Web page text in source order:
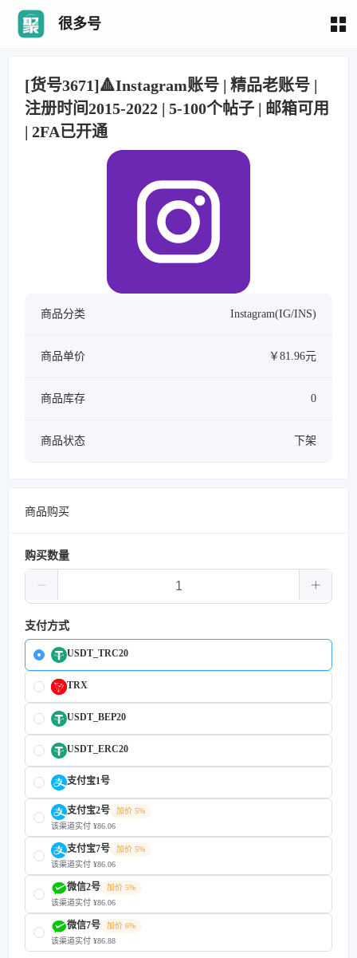
很多号
[货号3671]🔺Instagram账号 | 精品老账号 |
注册时间2015-2022 | 5-100个帖子 | 邮箱可用
| 2FA已开通
商品分类 Instagram(IG/INS)
商品单价 ￥81.96元
商品库存 0
商品状态 下架
商品购买
购买数量
支付方式
USDT_TRC20
TRX
USDT_BEP20
USDT_ERC20
支付宝1号
支付宝2号
加价 5%
该渠道实付 ¥86.06
支付宝7号
加价 5%
该渠道实付 ¥86.06
微信2号
加价 5%
该渠道实付 ¥86.06
微信7号
加价 6%
该渠道实付 ¥86.88